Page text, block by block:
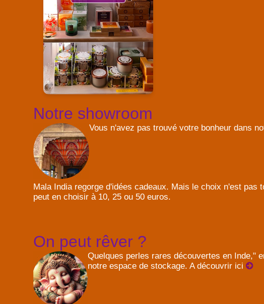
Notre showroom
Vous n'avez pas trouvé votre bonheur dans
Mala India regorge d'idées cadeaux. Mais le choix n'est pas
peut en choisir à 10, 25 ou 50 euros.
On peut rêver ?
Quelques perles rares découvertes en Inde,"
notre espace de stockage. A découvrir ici